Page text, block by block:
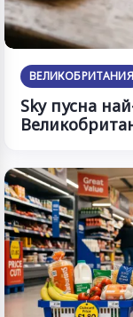
ВЕЛИКОБРИТАНИЯ
Sky пусна